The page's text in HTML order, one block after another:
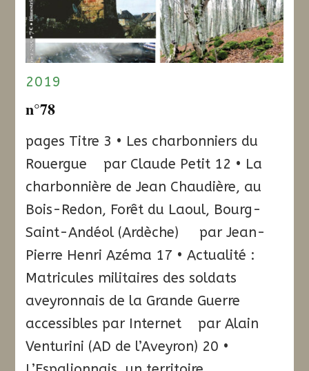
2019
n°78
pages Titre 3 • Les charbonniers du
Rouergue par Claude Petit 12 • La
charbonnière de Jean Chaudière, au
Bois-Redon, Forêt du Laoul, Bourg-
Saint-Andéol (Ardèche) par Jean-
Pierre Henri Azéma 17 • Actualité :
Matricules militaires des soldats
aveyronnais de la Grande Guerre
accessibles par Internet par Alain
Venturini (AD de l’Aveyron) 20 •